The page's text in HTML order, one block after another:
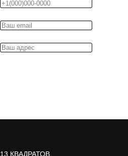
13 КВАДРАТОВ